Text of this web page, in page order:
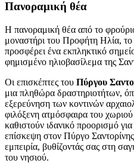
Πανοραμική θέα
Η πανοραμική θέα από το
μοναστήρι του Προφήτη Ηλία,
προσφέρει ένα εκπληκτικό
φημισμένο ηλιοβασίλεμα της
Οι επισκέπτες του Πύργου
μια πληθώρα δραστηριοτήτων,
εξερεύνηση των κοντινών
φιλόξενη ατμόσφαιρα του χωριού
καθιστούν ιδανικό προορισμό
επίσκεψη στον Πύργο
εμπειρία, βυθίζοντάς σας στη
του νησιού.